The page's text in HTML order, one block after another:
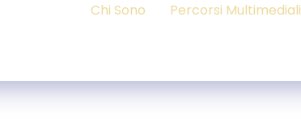
Chi Sono Percorsi Multimediali